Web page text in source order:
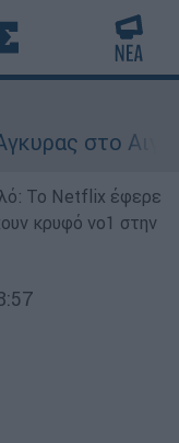
στο Αιγαίο:
Το Netflix έφερε
κρυφό νο1 στην